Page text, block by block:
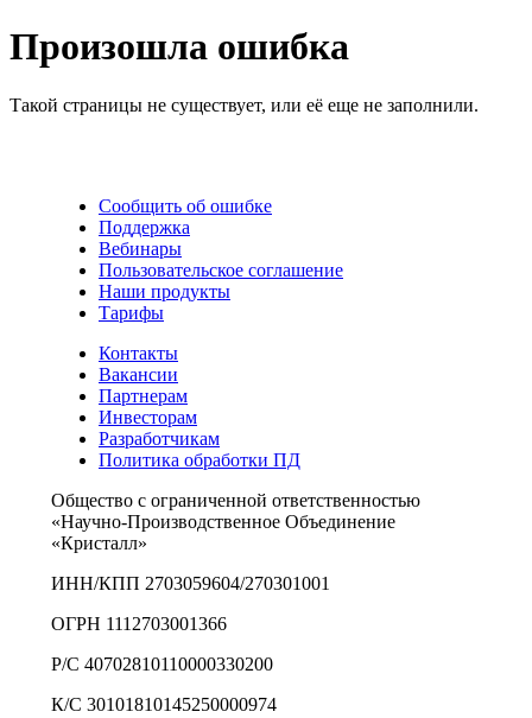
Произошла ошибка
Такой страницы не существует, или её еще не заполнили.
Сообщить об ошибке
Поддержка
Вебинары
Пользовательское соглашение
Наши продукты
Тарифы
Контакты
Вакансии
Партнерам
Инвесторам
Разработчикам
Политика обработки ПД
Общество с ограниченной ответственностью
«Научно-Производственное Объединение
«Кристалл»
ИНН/КПП 2703059604/270301001
ОГРН 1112703001366
Р/С 40702810110000330200
К/С 30101810145250000974